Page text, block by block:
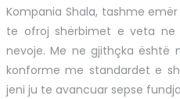
Kompania Shala, tashme
te ofroj shërbimet e veta ne
nevoje. Me ne gjithçka
konforme me standardet e
jeni ju te avancuar sepse